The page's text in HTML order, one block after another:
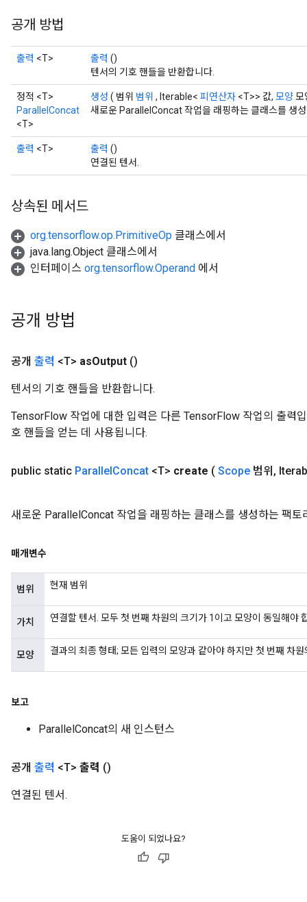
공개 방법
출력 <T> 출력 ()
텐서의 기호 핸들을 반환합니다.
정적 <T>
ParallelConcat
<T>
생성 ( 범위 범위 , Iterable< 피연산자 <T>> 값, 모양모
새로운 ParallelConcat 작업을 래핑하는 클래스를 생
출력 <T> 출력 ()
연결된 텐서.
상속된 메서드
org.tensorflow.op.PrimitiveOp 클래스에서
java.lang.Object 클래스에서
인터페이스 org.tensorflow.Operand 에서
공개 방법
공개 출력 <T> asOutput ()
텐서의 기호 핸들을 반환합니다.
TensorFlow 작업에 대한 입력은 다른 TensorFlow 작업의 출력
호 핸들을 얻는 데 사용됩니다.
public static ParallelConcat <T> create ( Scope 범위 ,
새로운 ParallelConcat 작업을 래핑하는 클래스를 생성하는 팩토
매개변수
범위 현재 범위
가치 연결할 텐서. 모두 첫 번째 차원의 크기가 1이고 모양이 동일해야
모양 결과의 최종 형태; 모든 입력의 모양과 같아야 하지만 첫 번째 차
보고
ParallelConcat의 새 인스턴스
공개 출력 <T> 출력 ()
연결된 텐서.
도움이 되었나요?